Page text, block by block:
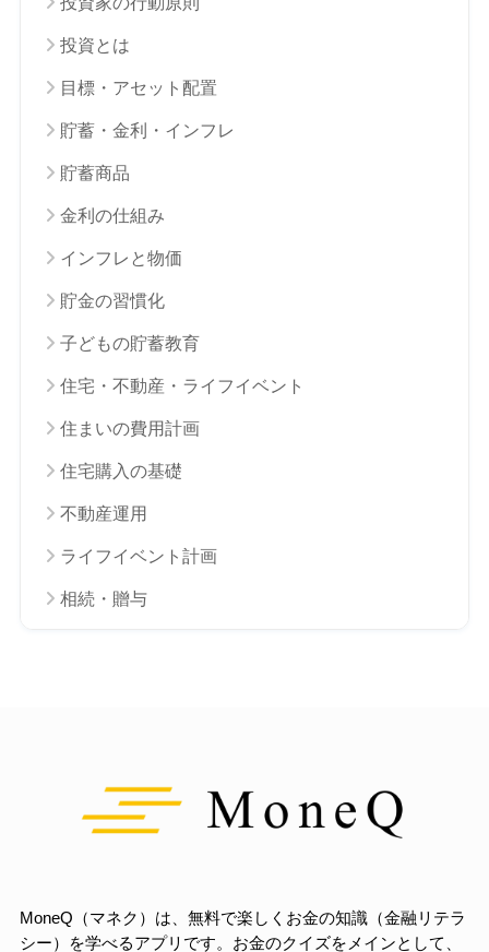
投資とは
目標・アセット配置
貯蓄・金利・インフレ
貯蓄商品
金利の仕組み
インフレと物価
貯金の習慣化
子どもの貯蓄教育
住宅・不動産・ライフイベント
住まいの費用計画
住宅購入の基礎
不動産運用
ライフイベント計画
相続・贈与
MoneQ（マネク）は、無料で楽しくお金の知識（金融リテラ
シー）を学べるアプリです。お金のクイズをメインとして、